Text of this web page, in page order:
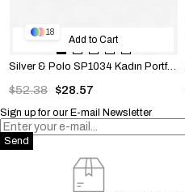
18
Silver & Polo SP1034 Kadın Portföy & Clutch Kapitone V Süet Bej
$28.57
$52.38
Add to Cart
Sign up for our E-mail Newsletter
Send